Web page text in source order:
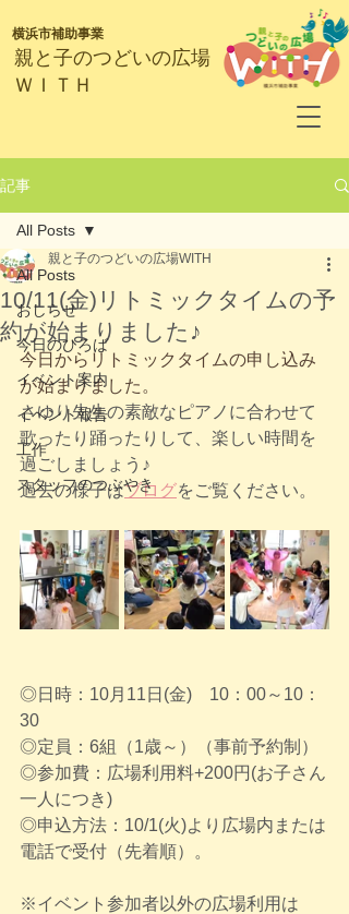
​親と子のつどいの広場
ＷＩＴＨ
横浜市補助事業
記事
All Posts
おしらせ
今日のひろば
イベント案内
イベント報告
工作
スタッフのつぶやき
All Posts
10/11(金)リトミックタイムの予
約が始まりました♪
親と子のつどいの広場WITH
今日からリトミックタイムの申し込み
が始まりました。
さゆり先生の素敵なピアノに合わせて
歌ったり踊ったりして、楽しい時間を
過ごしましょう♪
過去の様子はブログをご覧ください。
◎日時：10月11日(金)　10：00～10：
30
◎定員：6組（1歳～）（事前予約制）
◎参加費：広場利用料+200円(お子さん
一人につき)
◎申込方法：10/1(火)より広場内または
電話で受付（先着順）。
※イベント参加者以外の広場利用は